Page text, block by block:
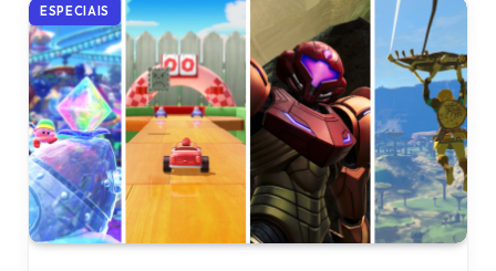
ESPECIAIS